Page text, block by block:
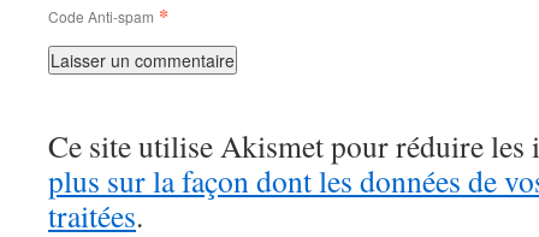
Code Anti-spam *
Ce site utilise Akismet pour réduire les
plus sur la façon dont les données de
traitées.